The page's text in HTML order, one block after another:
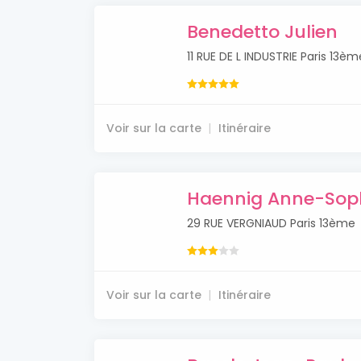
Benedetto Julien
11 RUE DE L INDUSTRIE Paris
Voir sur la carte Itinéraire
Haennig Anne-
29 RUE VERGNIAUD Paris 13ème
Voir sur la carte Itinéraire